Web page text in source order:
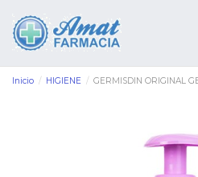
Inicio HIGIENE GERMISDIN ORIGINAL